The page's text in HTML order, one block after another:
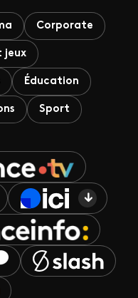
Corporate
jeux
Éducation
Sport